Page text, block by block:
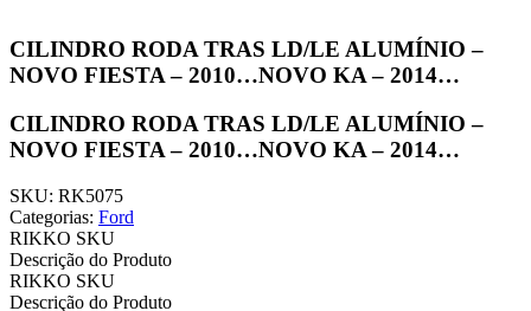
CILINDRO RODA TRAS LD/LE ALUMÍNIO –
NOVO FIESTA – 2010…NOVO KA – 2014…
CILINDRO RODA TRAS LD/LE ALUMÍNIO –
NOVO FIESTA – 2010…NOVO KA – 2014…
SKU: RK5075
Categorias: Ford
RIKKO SKU
Descrição do Produto
RIKKO SKU
Descrição do Produto